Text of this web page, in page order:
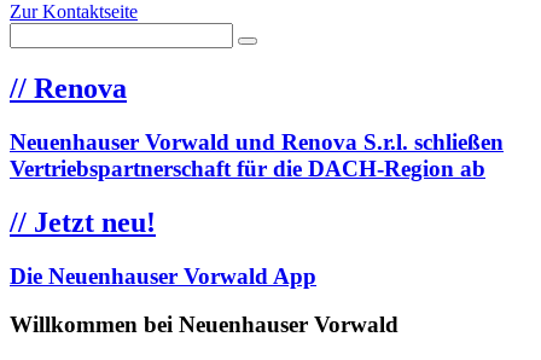
Zur Kontaktseite
// Renova
Neuenhauser Vorwald und Renova S.r.l. schließen
Vertriebspartnerschaft für die DACH-Region ab
// Jetzt neu!
Die Neuenhauser Vorwald App
Willkommen bei Neuenhauser Vorwald